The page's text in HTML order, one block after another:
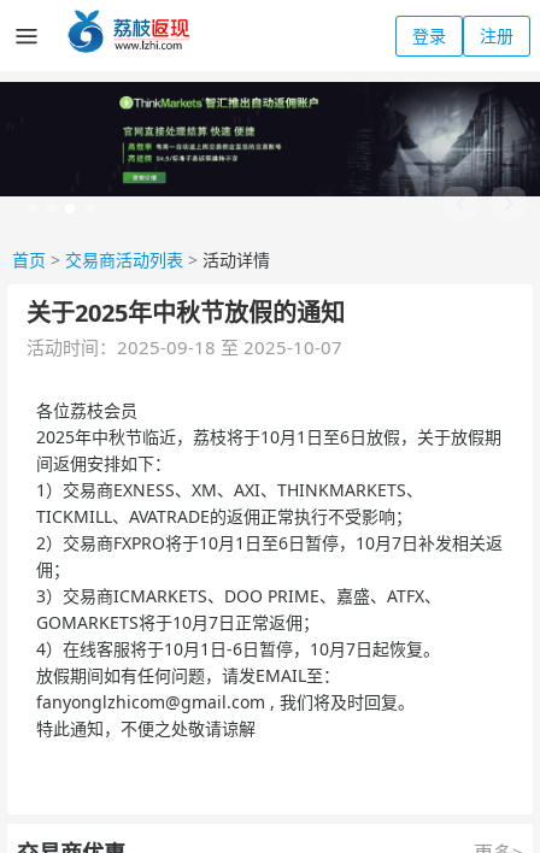
登录 注册
首页 > 交易商活动列表 > 活动详情
关于2025年中秋节放假的通知
活动时间：2025-09-18 至 2025-10-07
各位荔枝会员
2025年中秋节临近，荔枝将于10月1日至6日放假，关于放假期
间返佣安排如下：
1）交易商EXNESS、XM、AXI、THINKMARKETS、
TICKMILL、AVATRADE的返佣正常执行不受影响；
2）交易商FXPRO将于10月1日至6日暂停，10月7日补发相关返
佣；
3）交易商ICMARKETS、DOO PRIME、嘉盛、ATFX、
GOMARKETS将于10月7日正常返佣；
4）在线客服将于10月1日-6日暂停，10月7日起恢复。
放假期间如有任何问题，请发EMAIL至：
fanyonglzhicom@gmail.com , 我们将及时回复。
特此通知，不便之处敬请谅解